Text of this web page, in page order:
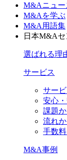
M&Aニュー
M&Aを学ぶ
M&A用語集
日本M&Aセ
選ばれる理
サービス
サー
安心
課題
流れ
手数
M&A事例